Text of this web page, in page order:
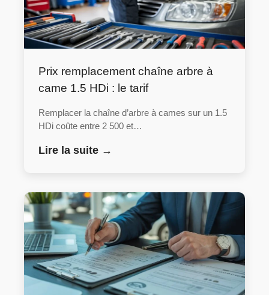
Prix remplacement chaîne arbre à
came 1.5 HDi : le tarif
Remplacer la chaîne d’arbre à cames sur un 1.5
HDi coûte entre 2 500 et…
Lire la suite →